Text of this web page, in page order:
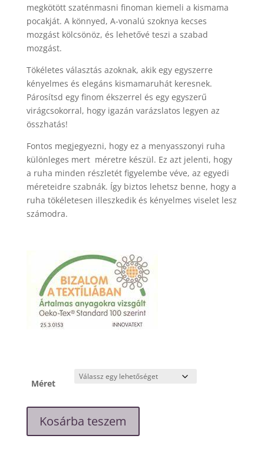
megkötött szaténmasni finoman kiemeli a kismama
pocakját. A könnyed, A-vonalú szoknya kecses
mozgást kölcsönöz, és lehetővé teszi a szabad
mozgást.
Tökéletes választás azoknak, akik egy egyszerre
kényelmes és elegáns kismamaruhát keresnek.
Párosítsd egy finom ékszerrel és egy egyszerű
virágcsokorral, hogy igazán varázslatos legyen az
összhatás!
Fontos megjegyezni, hogy ez a menyasszonyi ruha
különleges mert méretre készül. Ez azt jelenti, hogy
a ruha minden részletét figyelembe véve, az egyedi
méreteidre szabnák. Így biztos lehetsz benne, hogy a
ruha tökéletesen illeszkedik és kényelmes viselet lesz
számodra.
Méret
Odett"
fehér
Kosárba teszem